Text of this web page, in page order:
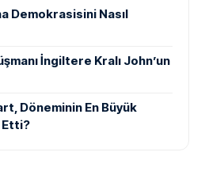
Demokrasisini Nasıl
İngiltere Kralı John’un
Döneminin En Büyük
Etti?